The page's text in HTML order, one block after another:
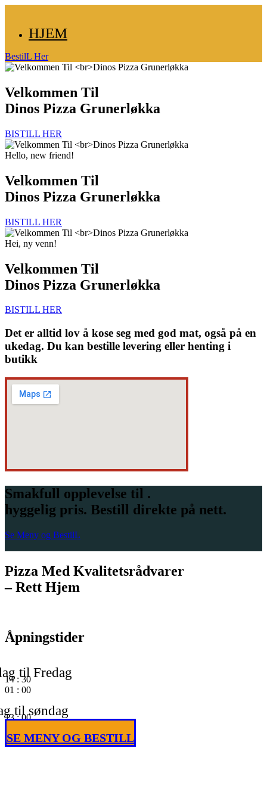
HJEM
BestilL Her
Velkommen Til
Dinos Pizza Grunerløkka
BISTILL HER
Hello, new friend!
Velkommen Til
Dinos Pizza Grunerløkka
BISTILL HER
Hei, ny venn!
Velkommen Til
Dinos Pizza Grunerløkka
BISTILL HER
Det er alltid lov å kose seg med god mat, også på en
ukedag. Du kan bestille levering eller henting i
butikk
Smakfull opplevelse til .
hyggelig pris. Bestill direkte på nett.
Se Meny og BestilL
Pizza Med Kvalitetsrådvarer
– Rett Hjem
Åpningstider
til Fredag
14 : 30
01 : 00
til søndag
13: 00
SE MENY OG BESTILL